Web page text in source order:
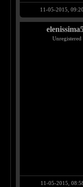
11-05-2015,
Unregistered
11-05-2015,